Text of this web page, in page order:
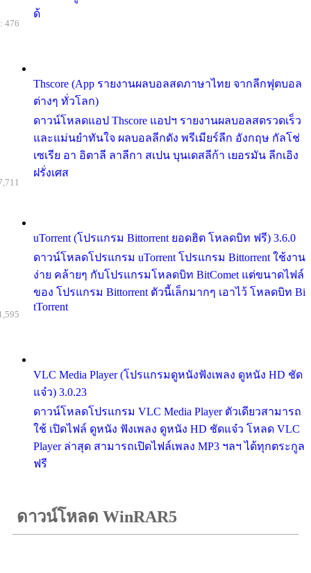
ด้
Thscore (App รายงานผลบอลสดภาษาไทย จากลีกฟุตบอล
ต่างๆ ทั่วโลก)
ดาวน์โหลดแอป Thscore แอปฯ รายงานผลบอลสดรวดเร็ว
และแม่นยำทันใจ ผลบอลลีกดัง พรีเมียร์ลีก อังกฤษ กัลโช่
เซเรีย อา อิตาลี ลาลีกา สเปน บุนเดสลีก้า เยอรมัน ลีกเอิง
ฝรั่งเศส
476
uTorrent (โปรแกรม Bittorrent ยอดฮิต โหลดบิท ฟรี) 3.6.0
ดาวน์โหลดโปรแกรม uTorrent โปรแกรม Bittorrent ใช้งาน
ง่าย คล้ายๆ กับโปรแกรมโหลดบิท BitComet แต่ขนาดไฟล์
ของ โปรแกรม Bittorrent ตัวนี้เล็กมากๆ เอาไว้ โหลดบิท Bi
tTorrent
VLC Media Player (โปรแกรมดูหนังฟังเพลง ดูหนัง HD ชัด
แจ๋ว) 3.0.23
ดาวน์โหลดโปรแกรม VLC Media Player ตัวเดียวสามารถ
ใช้ เปิดไฟล์ ดูหนัง ฟังเพลง ดูหนัง HD ชัดแจ๋ว โหลด VLC
Player ล่าสุด สามารถเปิดไฟล์เพลง MP3 ฯลฯ ได้ทุกตระกูล
ฟรี
ดาวน์โหลด WinRAR5